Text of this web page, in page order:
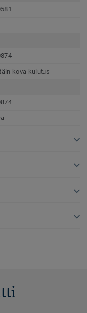
kova kulutus